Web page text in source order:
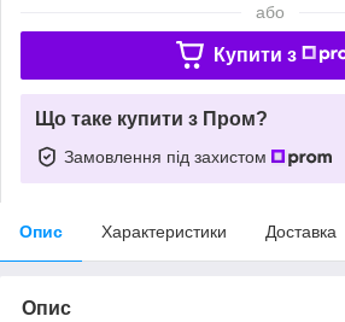
або
Купити з
Що таке купити з Пром?
Замовлення під захистом
Опис Характеристики Доставка
Опис